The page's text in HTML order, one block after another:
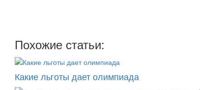
Похожие статьи:
Какие льготы дает олимпиада